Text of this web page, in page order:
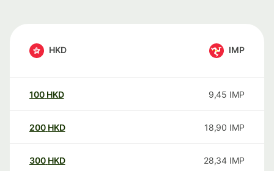
HKD IMP
100 HKD 9,45 IMP
200 HKD 18,90 IMP
300 HKD 28,34 IMP